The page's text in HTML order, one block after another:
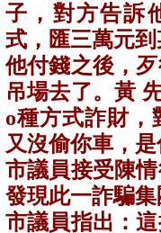
子，對方告訴
式，匯三萬元到
他付錢之後，
吊場去了。黃
o種方式詐財，
又沒偷你車，是
市議員接受陳
發現此一詐騙集
市議員指出：